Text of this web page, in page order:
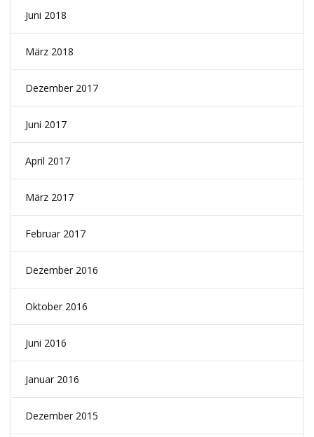
Juni 2018
März 2018
Dezember 2017
Juni 2017
April 2017
März 2017
Februar 2017
Dezember 2016
Oktober 2016
Juni 2016
Januar 2016
Dezember 2015